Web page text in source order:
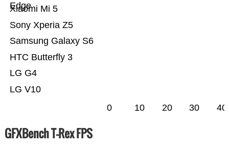
LG V10
LG G4
HTC Butterfly 3
Samsung Galaxy S6
Sony Xperia Z5
Xiaomi Mi 5
Edge
0 10 20 30 40
GFXBench T-Rex FPS